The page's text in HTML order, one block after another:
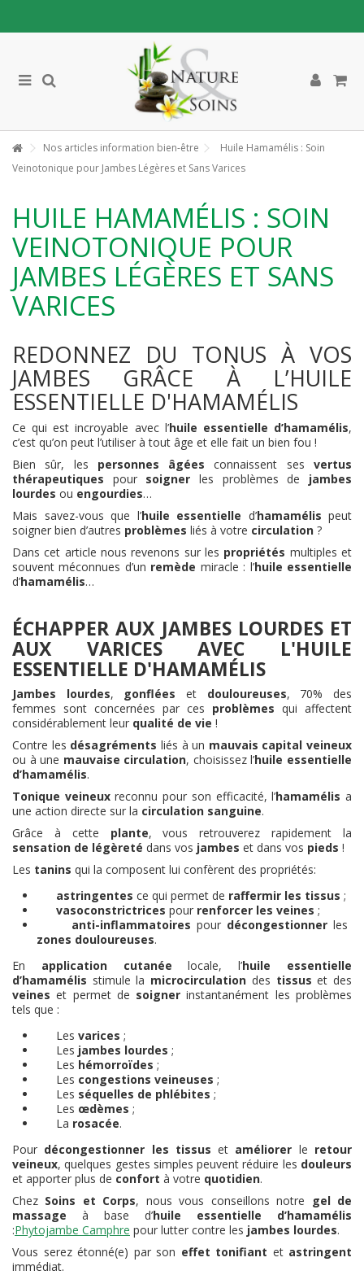
Nos articles information bien-être
Huile Hamamélis : Soin
Veinotonique pour Jambes Légères et Sans Varices
HUILE HAMAMÉLIS : SOIN
VEINOTONIQUE POUR
JAMBES LÉGÈRES ET SANS
VARICES
REDONNEZ DU TONUS À VOS
JAMBES GRÂCE À L’HUILE
ESSENTIELLE D'HAMAMÉLIS
Ce qui est incroyable avec l’huile essentielle d’hamamélis,
c’est qu’on peut l’utiliser à tout âge et elle fait un bien fou !
Bien sûr, les personnes âgées connaissent sesvertus
thérapeutiques pour soigner les problèmes de jambes
lourdes ou engourdies…
Mais savez-vous que l’huile essentielle d’hamamélis peut
soigner bien d’autres problèmes liés à votre circulation ?
Dans cet article nous revenons sur les propriétés multiples et
souvent méconnues d’un remède miracle : l’huile essentielle
d’hamamélis…
ÉCHAPPER AUX JAMBES LOURDES ET
AUX VARICES AVEC L'HUILE
ESSENTIELLE D'HAMAMÉLIS
Jambes lourdes, gonflées et douloureuses, 70% des
femmes sont concernées par ces problèmes qui affectent
considérablement leur qualité de vie !
Contre les désagréments liés à un mauvais capital veineux
ou à une mauvaise circulation, choisissez l’huile essentielle
d’hamamélis.
Tonique veineuxreconnu pour son efficacité, l’hamamélis a
une action directe sur la circulation sanguine.
Grâce à cette plante, vous retrouverez rapidement la
sensation de légèreté dans vos jambes et dans vos pieds !
Les tanins qui la composent lui confèrent des propriétés:
astringentes ce qui permet de raffermir les tissus ;
vasoconstrictrices pour renforcer les veines ;
anti-inflammatoires pour décongestionnerles
zones douloureuses.
En application cutanée locale, l’huile essentielle
d’hamamélis stimule la microcirculation des tissus et des
veines et permet de soigner instantanément les problèmes
tels que :
Les varices ;
Les jambes lourdes ;
Les hémorroïdes ;
Les congestions veineuses ;
Les séquelles de phlébites ;
Les œdèmes ;
La rosacée.
Pour décongestionner les tissus et améliorer le retour
veineux, quelques gestes simples peuvent réduire les douleurs
et apporter plus de confort à votre quotidien.
Chez Soins et Corps, nous vous conseillons notre
gel de
massage à base d’huile essentielle d’hamamélis
:Phytojambe Camphre pour lutter contre les jambes lourdes.
Vous serez étonné(e) par son effet tonifiant et astringent
immédiat.